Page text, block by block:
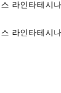
라인타테시
라인타테시